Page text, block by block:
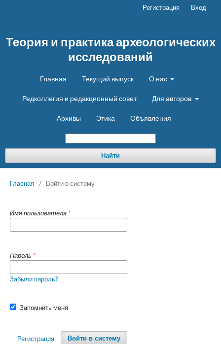
Теория и практика археологических
исследований
Главная Текущий выпуск О нас
Редколлегия и редакционный совет Для авторов
Архивы Этика Объявления
Найти
Регистрация Вход
Главная / Войти в систему
Имя пользователя *
Пароль *
Забыли пароль?
Запомнить меня
Войти в систему
Регистрация